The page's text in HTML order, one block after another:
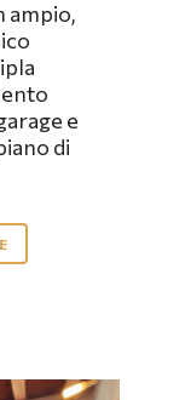
ampio,
e
di